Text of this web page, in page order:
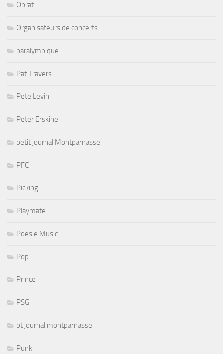
Oprat
Organisateurs de concerts
paralympique
Pat Travers
Pete Levin
Peter Erskine
petit journal Montparnasse
PFC
Picking
Playmate
Poesie Music
Pop
Prince
PSG
pt journal montparnasse
Punk